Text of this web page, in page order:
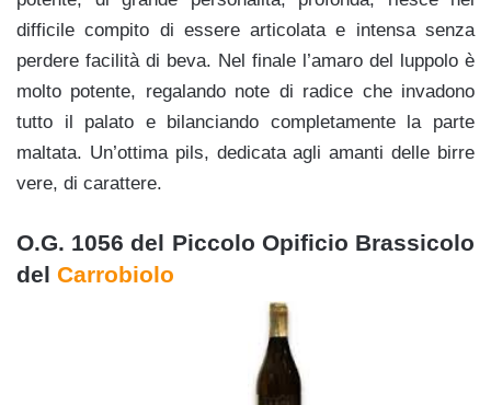
difficile compito di essere articolata e intensa senza
perdere facilità di beva. Nel finale l’amaro del luppolo è
molto potente, regalando note di radice che invadono
tutto il palato e bilanciando completamente la parte
maltata. Un’ottima pils, dedicata agli amanti delle birre
vere, di carattere.
O.G. 1056 del Piccolo Opificio Brassicolo
del Carrobiolo